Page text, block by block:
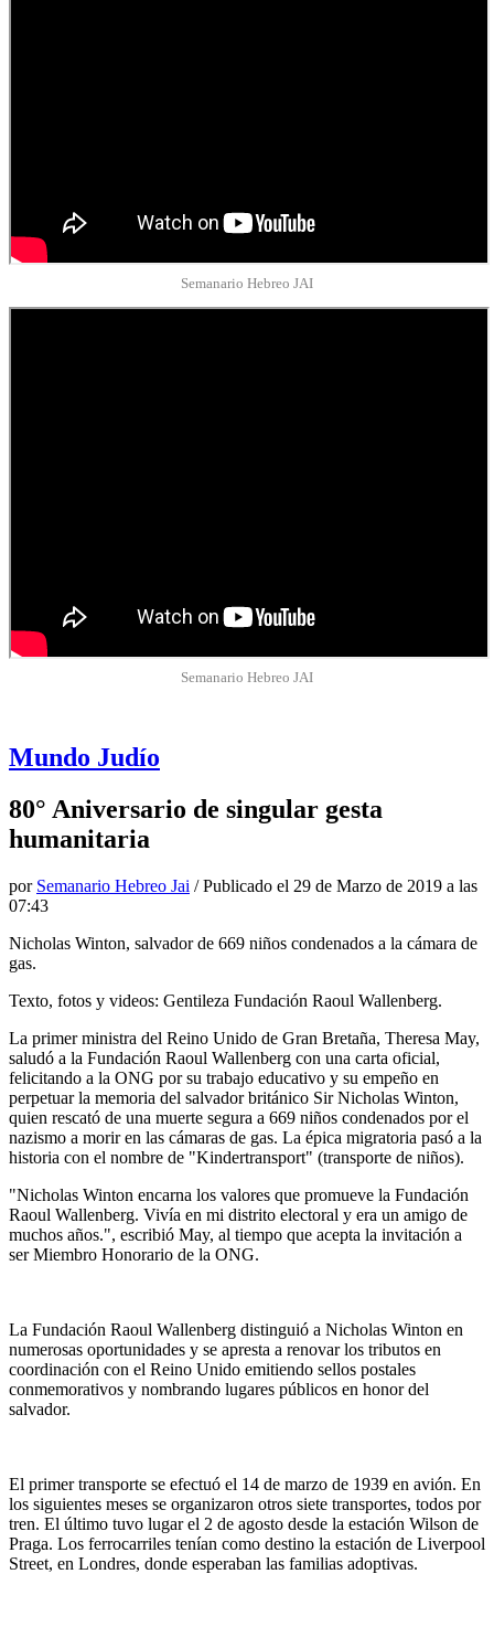
Semanario Hebreo JAI
Semanario Hebreo JAI
Mundo Judío
80° Aniversario de singular gesta
humanitaria
por Semanario Hebreo Jai / Publicado el 29 de Marzo de 2019 a las
07:43
Nicholas Winton, salvador de 669 niños condenados a la cámara de
gas.
Texto, fotos y videos: Gentileza Fundación Raoul Wallenberg.
La primer ministra del Reino Unido de Gran Bretaña, Theresa May,
saludó a la Fundación Raoul Wallenberg con una carta oficial,
felicitando a la ONG por su trabajo educativo y su empeño en
perpetuar la memoria del salvador británico Sir Nicholas Winton,
quien rescató de una muerte segura a 669 niños condenados por el
nazismo a morir en las cámaras de gas. La épica migratoria pasó a la
historia con el nombre de "Kindertransport" (transporte de niños).
"Nicholas Winton encarna los valores que promueve la Fundación
Raoul Wallenberg. Vivía en mi distrito electoral y era un amigo de
muchos años.", escribió May, al tiempo que acepta la invitación a
ser Miembro Honorario de la ONG.
La Fundación Raoul Wallenberg distinguió a Nicholas Winton en
numerosas oportunidades y se apresta a renovar los tributos en
coordinación con el Reino Unido emitiendo sellos postales
conmemorativos y nombrando lugares públicos en honor del
salvador.
El primer transporte se efectuó el 14 de marzo de 1939 en avión. En
los siguientes meses se organizaron otros siete transportes, todos por
tren. El último tuvo lugar el 2 de agosto desde la estación Wilson de
Praga. Los ferrocarriles tenían como destino la estación de Liverpool
Street, en Londres, donde esperaban las familias adoptivas.